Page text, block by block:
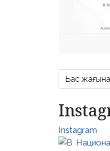
Бас жағына
Instagram